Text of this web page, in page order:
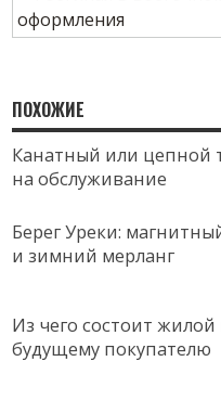
ПОХОЖИЕ
Канатный или цепной
на обслуживание
Берег Уреки:
и зимний мерланг
Из чего состоит
будущему покупателю